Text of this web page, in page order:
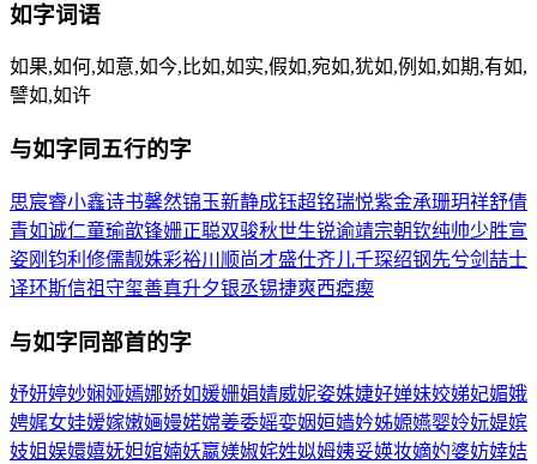
如字词语
如果,如何,如意,如今,比如,如实,假如,宛如,犹如,例如,如期,有如,
譬如,如许
与如字同五行的字
思宸睿小鑫诗书馨然锦玉新静成钰超铭瑞悦紫金承珊玥祥舒倩
青如诚仁童瑜歆锋姗正聪双骏秋世生锐谕靖宗朝钦纯帅少胜宣
姿刚 钧利 修儒靓姝彩裕川 顺尚才盛仕齐儿千琛绍钢先兮剑 喆士
译环斯信祖 守玺善真升夕银丞锡捷爽西瘂瘈
与如字同部首的字
妤妍婷妙娴娅嫣娜娇如媛姗娟婧威妮姿姝婕好婵妹姣娣妃媚娥
娉娓女娃嫒嫁嫩婳嫚婼嫦姜委媱娈姻姮嫱妗姊嫄嬿婴姈妧媞嫔
妓姐娱嬛嬉妩妲婠婻妖嬴媄婌姹姓姒姆姨妥媖妆嫡妁婆妨婞姞